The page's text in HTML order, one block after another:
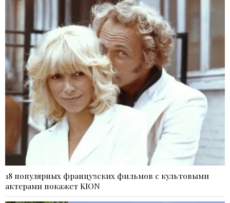
18 популярных французских фильмов с культовыми
актерами покажет KION